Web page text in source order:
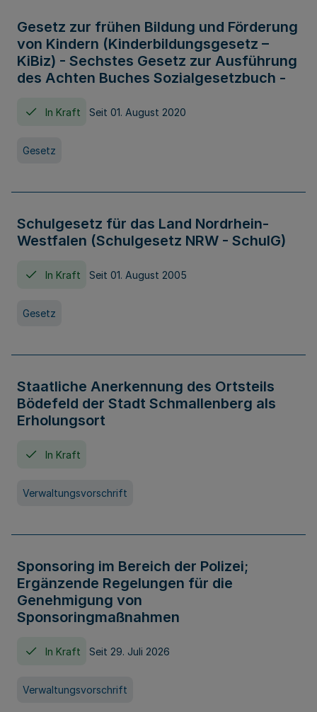
Gesetz zur frühen Bildung und Förderung
von Kindern (Kinderbildungsgesetz –
KiBiz) - Sechstes Gesetz zur Ausführung
des Achten Buches Sozialgesetzbuch -
In Kraft Seit 01. August 2020
Gesetz
Schulgesetz für das Land Nordrhein-
Westfalen (Schulgesetz NRW - SchulG)
In Kraft Seit 01. August 2005
Gesetz
Staatliche Anerkennung des Ortsteils
Bödefeld der Stadt Schmallenberg als
Erholungsort
In Kraft
Verwaltungsvorschrift
Sponsoring im Bereich der Polizei;
Ergänzende Regelungen für die
Genehmigung von
Sponsoringmaßnahmen
In Kraft Seit 29. Juli 2026
Verwaltungsvorschrift